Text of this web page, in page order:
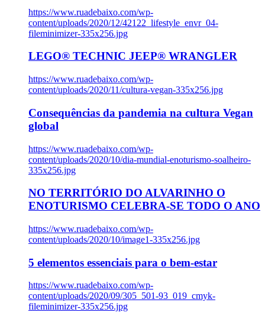
https://www.ruadebaixo.com/wp-
content/uploads/2020/12/42122_lifestyle_envr_04-
fileminimizer-335x256.jpg
LEGO® TECHNIC JEEP® WRANGLER
https://www.ruadebaixo.com/wp-
content/uploads/2020/11/cultura-vegan-335x256.jpg
Consequências da pandemia na cultura Vegan
global
https://www.ruadebaixo.com/wp-
content/uploads/2020/10/dia-mundial-enoturismo-soalheiro-
335x256.jpg
NO TERRITÓRIO DO ALVARINHO O
ENOTURISMO CELEBRA-SE TODO O ANO
https://www.ruadebaixo.com/wp-
content/uploads/2020/10/image1-335x256.jpg
5 elementos essenciais para o bem-estar
https://www.ruadebaixo.com/wp-
content/uploads/2020/09/305_501-93_019_cmyk-
fileminimizer-335x256.jpg